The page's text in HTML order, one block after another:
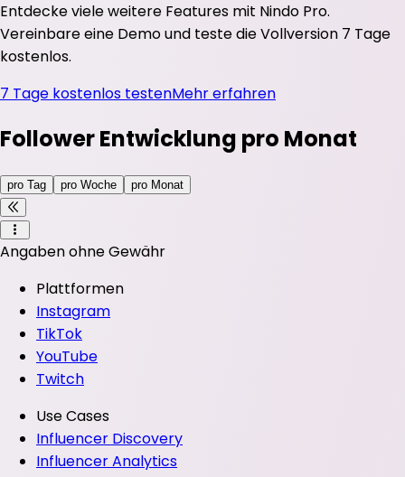
Entdecke viele weitere Features mit Nindo Pro.
Vereinbare eine Demo und teste die Vollversion 7 Tage
kostenlos.
7 Tage kostenlos testenMehr erfahren
Follower Entwicklung pro Monat
pro Tag pro Woche pro Monat
Angaben ohne Gewähr
Plattformen
Instagram
TikTok
YouTube
Twitch
Use Cases
Influencer Discovery
Influencer Analytics